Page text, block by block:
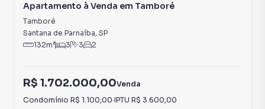
Apartamento à Venda em Tamboré
Tamboré
Santana de Parnaíba, SP
132m² 3 3 2
R$ 1.702.000,00Venda
Condomínio R$ 1.100,00·IPTU R$ 3.600,00